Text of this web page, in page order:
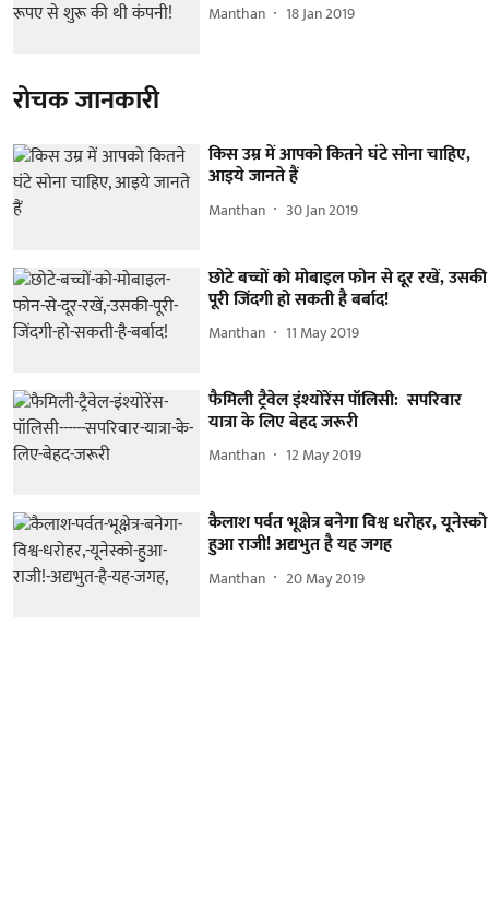
Manthan 18 Jan 2019
रोचक जानकारी
किस उम्र में आपको कितने घंटे सोना चाहिए,
आइये जानते हैं
Manthan 30 Jan 2019
छोटे बच्चों को मोबाइल फोन से दूर रखें, उसकी
पूरी जिंदगी हो सकती है बर्बाद!
Manthan 11 May 2019
फैमिली ट्रैवेल इंश्योरेंस पॉलिसी: सपरिवार
यात्रा के लिए बेहद जरूरी
Manthan 12 May 2019
कैलाश पर्वत भूक्षेत्र बनेगा विश्व धरोहर, यूनेस्को
हुआ राजी! अद्यभुत है यह जगह
Manthan 20 May 2019